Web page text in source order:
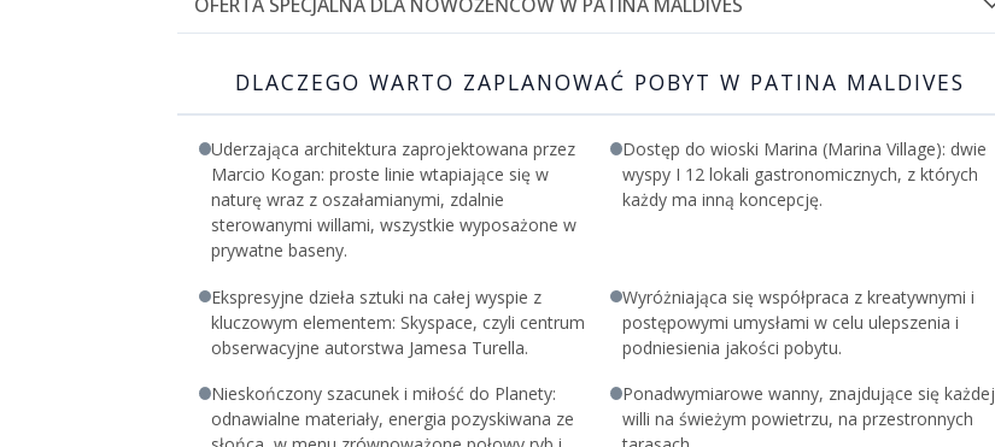
korzyściami:
Bezpłatne posiłki z dziecięcego menu
Zarezerwuj swoją podróż poślubną lub na rocznicę ślubu w Patina Maldives i
Powitalny koszt z sezonowymi owocami
Tort dla nowożeńców
Kąpiel z kwiatami
Zarezerwuj swoją podróż poślubną lub na rocznicę ślubu w Patina Maldives i
otrzymaj:
Wszystkie powyższe benefity plus
60-minutowy zabieg spa dla 2 osób dorosłych
Obowiązują warunki ogólne.
DLACZEGO WARTO ZAPLANOWAĆ POBYT W PATINA MALDIVES
Uderzająca architektura zaprojektowana przez
Marcio Kogan: proste linie wtapiające się w
naturę wraz z oszałamianymi, zdalnie
sterowanymi willami, wszystkie wyposażone w
prywatne baseny.
Dostęp do wioski Marina (Marina Village): dwie
wyspy I 12 lokali gastronomicznych, z których
każdy ma inną koncepcję.
Ekspresyjne dzieła sztuki na całej wyspie z
kluczowym elementem: Skyspace, czyli centrum
obserwacyjne autorstwa Jamesa Turella.
Wyróżniająca się współpraca z kreatywnymi i
postępowymi umysłami w celu ulepszenia i
podniesienia jakości pobytu.
Nieskończony szacunek i miłość do Planety:
odnawialne materiały, energia pozyskiwana ze
Ponadwymiarowe wanny, znajdujące się każdej
willi na świeżym powietrzu, na przestronnych